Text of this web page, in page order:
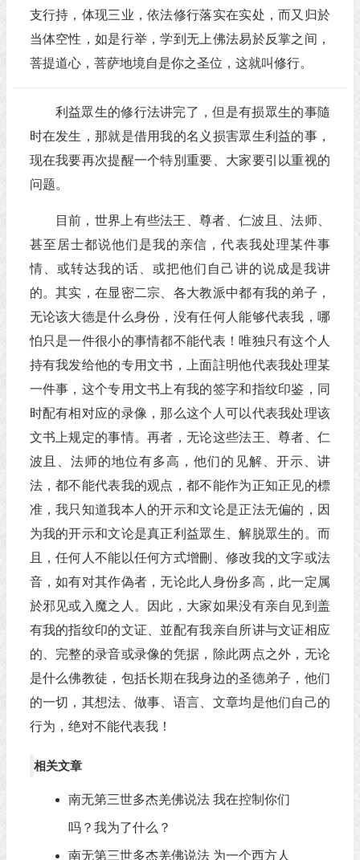
支行持，体现三业，依法修行落实在实处，而又归於
当体空性，如是行举，学到无上佛法易於反掌之间，
菩提道心，菩萨地境自是你之圣位，这就叫修行。
利益眾生的修行法讲完了，但是有损眾生的事隨
时在发生，那就是借用我的名义损害眾生利益的事，
现在我要再次提醒一个特別重要、大家要引以重视的
问题。
目前，世界上有些法王、尊者、仁波且、法师、
甚至居士都说他们是我的亲信，代表我处理某件事
情、或转达我的话、或把他们自己讲的说成是我讲
的。其实，在显密二宗、各大教派中都有我的弟子，
无论该大德是什么身份，没有任何人能够代表我，哪
怕只是一件很小的事情都不能代表！唯独只有这个人
持有我发给他的专用文书，上面註明他代表我处理某
一件事，这个专用文书上有我的签字和指纹印鉴，同
时配有相对应的录像，那么这个人可以代表我处理该
文书上规定的事情。再者，无论这些法王、尊者、仁
波且、法师的地位有多高，他们的见解、开示、讲
法，都不能代表我的观点，都不能作为正知正见的標
准，我只知道我本人的开示和文论是正法无偏的，因
为我的开示和文论是真正利益眾生、解脱眾生的。而
且，任何人不能以任何方式增刪、修改我的文字或法
音，如有对其作偽者，无论此人身份多高，此一定属
於邪见或入魔之人。因此，大家如果没有亲自见到盖
有我的指纹印的文证、並配有我亲自所讲与文证相应
的、完整的录音或录像的凭据，除此两点之外，无论
是什么佛教徒，包括长期在我身边的圣德弟子，他们
的一切，其想法、做事、语言、文章均是他们自己的
行为，绝对不能代表我！
相关文章
南无第三世多杰羌佛说法 我在控制你们
吗？我为了什么？
南无第三世多杰羌佛说法 为一个西方人